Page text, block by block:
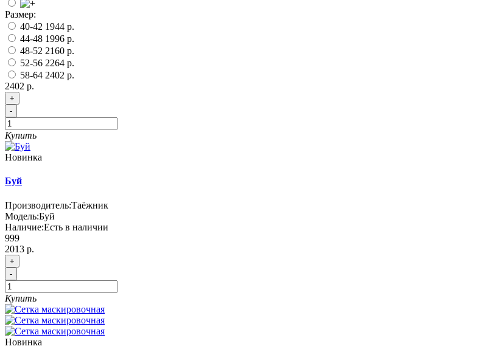
Размер:
40-42 1944 р.
44-48 1996 р.
48-52 2160 р.
52-56 2264 р.
58-64 2402 р.
2402 р.
+
-
Купить
Новинка
Буй
Производитель:Таёжник
Модель:Буй
Наличие:Есть в наличии
999
2013 р.
+
-
Купить
Новинка